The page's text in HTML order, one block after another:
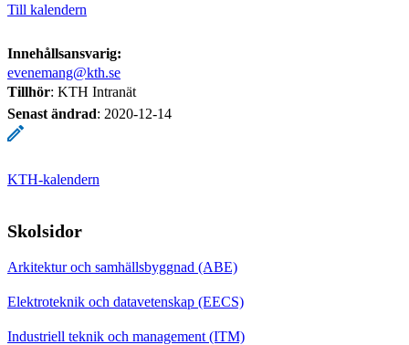
Till kalendern
Innehållsansvarig:
evenemang@kth.se
Tillhör: KTH Intranät
Senast ändrad: 2020-12-14
KTH-kalendern
Skolsidor
Arkitektur och samhällsbyggnad (ABE)
Elektroteknik och datavetenskap (EECS)
Industriell teknik och management (ITM)